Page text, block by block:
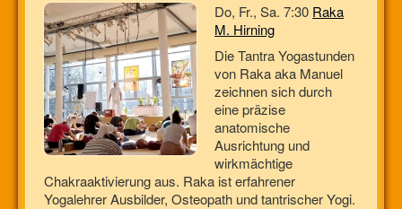
Do, Fr., Sa. 7:30 Raka
M. Hirning
Die Tantra Yogastunden
von Raka aka Manuel
zeichnen sich durch
eine präzise
anatomische
Ausrichtung und
wirkmächtige
Chakraaktivierung aus. Raka ist erfahrener
Yogalehrer Ausbilder, Osteopath und tantrischer Yogi.